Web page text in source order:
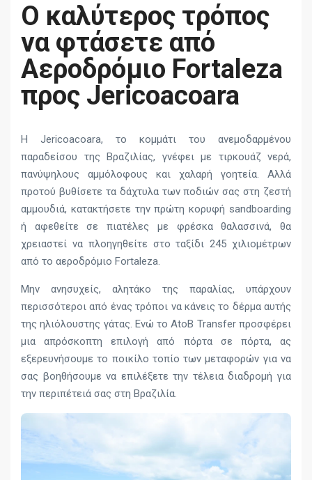
Ο καλύτερος τρόπος
να φτάσετε από
Αεροδρόμιο Fortaleza
προς Jericoacoara
Η Jericoacoara, το κομμάτι του ανεμοδαρμένου
παραδείσου της Βραζιλίας, γνέφει με τιρκουάζ νερά,
πανύψηλους αμμόλοφους και χαλαρή γοητεία. Αλλά
προτού βυθίσετε τα δάχτυλα των ποδιών σας στη ζεστή
αμμουδιά, κατακτήσετε την πρώτη κορυφή sandboarding
ή αφεθείτε σε πιατέλες με φρέσκα θαλασσινά, θα
χρειαστεί να πλοηγηθείτε στο ταξίδι 245 χιλιομέτρων
από το αεροδρόμιο Fortaleza.
Μην ανησυχείς, αλητάκο της παραλίας, υπάρχουν
περισσότεροι από ένας τρόποι να κάνεις το δέρμα αυτής
της ηλιόλουστης γάτας. Ενώ το AtoB Transfer προσφέρει
μια απρόσκοπτη επιλογή από πόρτα σε πόρτα, ας
εξερευνήσουμε το ποικίλο τοπίο των μεταφορών για να
σας βοηθήσουμε να επιλέξετε την τέλεια διαδρομή για
την περιπέτειά σας στη Βραζιλία.